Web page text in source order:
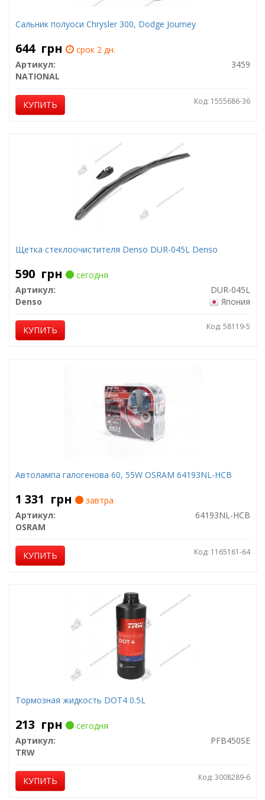
Сальник полуоси Chrysler 300, Dodge Journey
644 грн
срок 2 дн.
Артикул:
3459
NATIONAL
КУПИТЬ Код: 1555686-36
Щетка стеклоочистителя Denso DUR-045L Denso
590 грн
сегодня
Артикул:
DUR-045L
Denso
Япония
КУПИТЬ Код: 58119-5
Автолампа галогенова 60, 55W OSRAM 64193NL-HCB
1 331 грн
завтра
Артикул:
64193NL-HCB
OSRAM
КУПИТЬ Код: 1165161-64
Тормозная жидкость DOT4 0.5L
213 грн
сегодня
Артикул:
PFB450SE
TRW
КУПИТЬ Код: 3008289-6